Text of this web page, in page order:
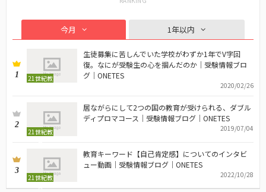
今月 1年以内
1
21世紀教
生徒募集に苦しんでいた学校がわずか1年でV字回
復。なにが受験生の心を掴んだのか｜受験情報ブロ
グ｜ONETES
2020/02/26
2
21世紀教
居ながらにして2つの国の教育が受けられる、ダブル
ディプロマコース｜受験情報ブログ｜ONETES
2019/07/04
3
21世紀教
育
教育キーワード【自己肯定感】についてのインタビ
ュー動画｜受験情報ブログ｜ONETES
2022/10/28